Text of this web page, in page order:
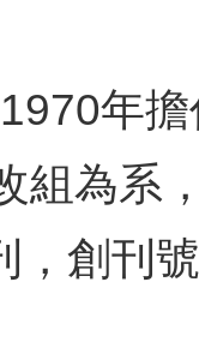
年
組為系
創刊